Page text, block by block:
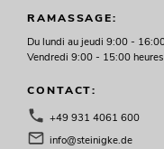
RAMASSAGE:
Du lundi au jeudi 9:00 -
Vendredi 9:00 - 15:00 heures
CONTACT:
+49 931 4061 600
info@steinigke.de